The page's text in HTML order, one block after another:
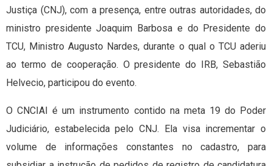
Justiça (CNJ), com a presença, entre outras autoridades, do
ministro presidente Joaquim Barbosa e do Presidente do
TCU, Ministro Augusto Nardes, durante o qual o TCU aderiu
ao termo de cooperação. O presidente do IRB, Sebastião
Helvecio, participou do evento.
O CNCIAI é um instrumento contido na meta 19 do Poder
Judiciário, estabelecida pelo CNJ. Ela visa incrementar o
volume de informações constantes no cadastro, para